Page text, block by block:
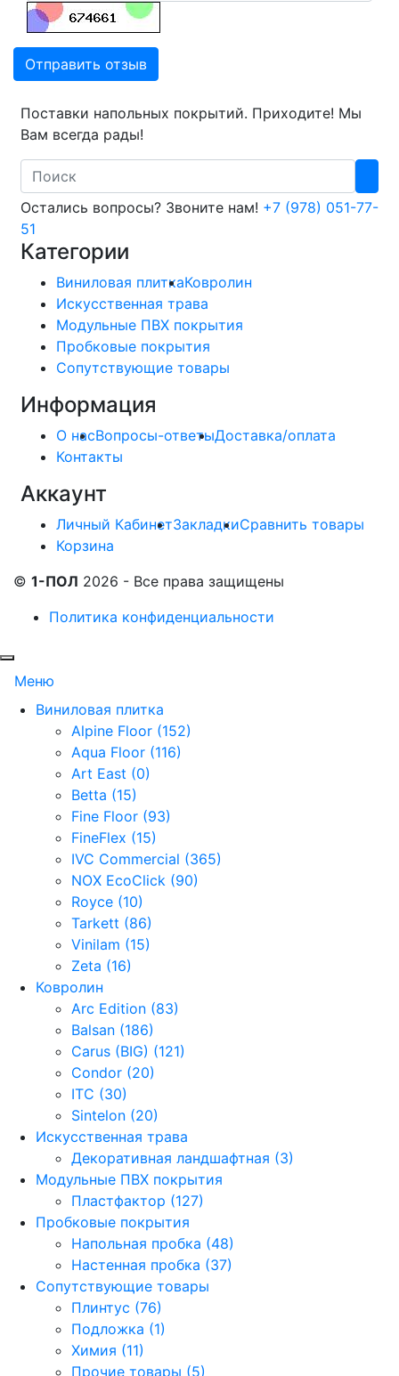
Отправить отзыв
Поставки напольных покрытий. Приходите! Мы
Вам всегда рады!
Search
Остались вопросы? Звоните нам! +7 (978) 051-77-
51
Категории
Виниловая плиткаКовролин
Искусственная трава
Модульные ПВХ покрытия
Пробковые покрытия
Сопутствующие товары
Информация
О насВопросы-ответыДоставка/оплата
Контакты
Аккаунт
Личный КабинетЗакладкиСравнить товары
Корзина
© 1-ПОЛ 2026 - Все права защищены
Политика конфиденциальности
Меню
Виниловая плитка
Alpine Floor (152)
Aqua Floor (116)
Art East (0)
Betta (15)
Fine Floor (93)
FineFlex (15)
IVC Commercial (365)
NOX EcoClick (90)
Royce (10)
Tarkett (86)
Vinilam (15)
Zeta (16)
Ковролин
Arc Edition (83)
Balsan (186)
Carus (BIG) (121)
Condor (20)
ITC (30)
Sintelon (20)
Искусственная трава
Декоративная ландшафтная (3)
Модульные ПВХ покрытия
Пластфактор (127)
Пробковые покрытия
Напольная пробка (48)
Настенная пробка (37)
Сопутствующие товары
Плинтус (76)
Подложка (1)
Химия (11)
Прочие товары (5)